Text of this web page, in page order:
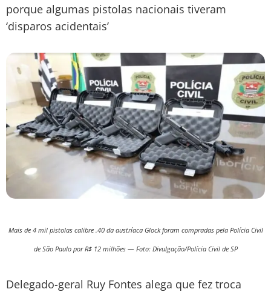
porque algumas pistolas nacionais tiveram
‘disparos acidentais’
Mais de 4 mil pistolas calibre .40 da austríaca Glock foram compradas pela Polícia Civil
de São Paulo por R$ 12 milhões — Foto: Divulgação/Polícia Civil de SP
Delegado-geral Ruy Fontes alega que fez troca